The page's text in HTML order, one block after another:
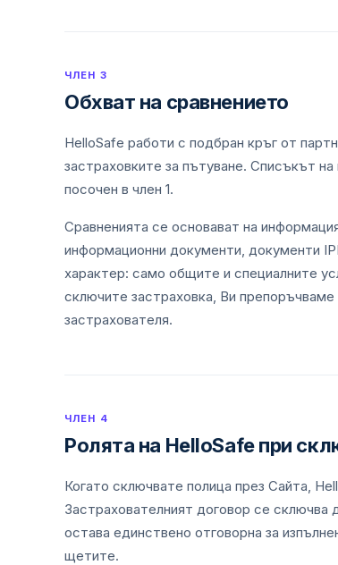
ЧЛЕН 3
Обхват на сравнението
HelloSafe работи с подбран кръг от
застраховките за пътуване. Списъкът
посочен в член 1.
Сравненията се основават на
информационни документи, документи
характер: само общите и специалните
сключите застраховка, Ви
застрахователя.
ЧЛЕН 4
Ролята на HelloSafe при
Когато сключвате полица през Сайта,
Застрахователният договор се
остава единствено отговорна за
щетите.